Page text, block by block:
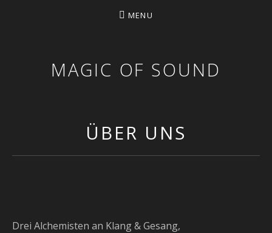
MAGIC OF SOUND
MENU
ÜBER UNS
Drei Alchemisten an Klang & Gesang,